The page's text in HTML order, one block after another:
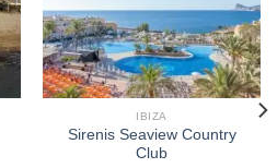
IBIZA
Sirenis Seaview Country
Club